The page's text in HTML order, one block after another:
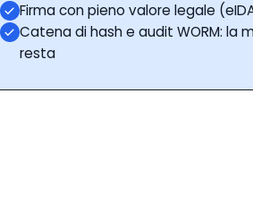
Firma con pieno valore legale
Catena di hash e audit WORM: la
resta